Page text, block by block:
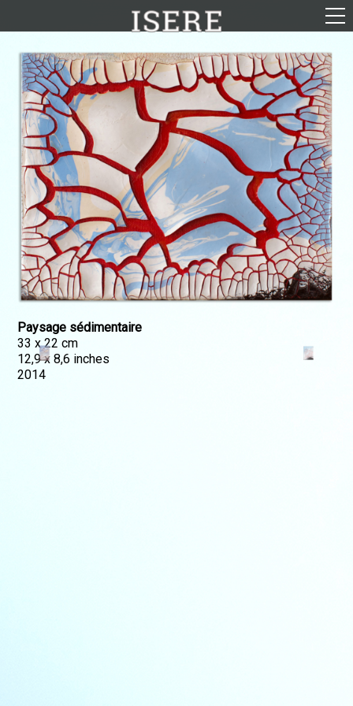
English (US)
Français
Portrayal
Career
Gallery
Photomontages
Contact
Downloads
Paysage sédimentaire
33 x 22 cm
12,9 x 8,6 inches
2014